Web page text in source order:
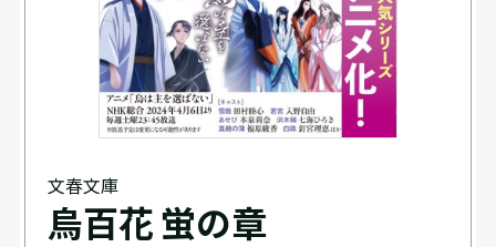
文春文庫
烏百花 蛍の章